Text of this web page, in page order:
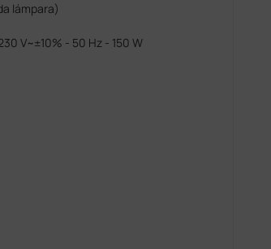
lámpara)
V~±10% - 50 Hz - 150 W